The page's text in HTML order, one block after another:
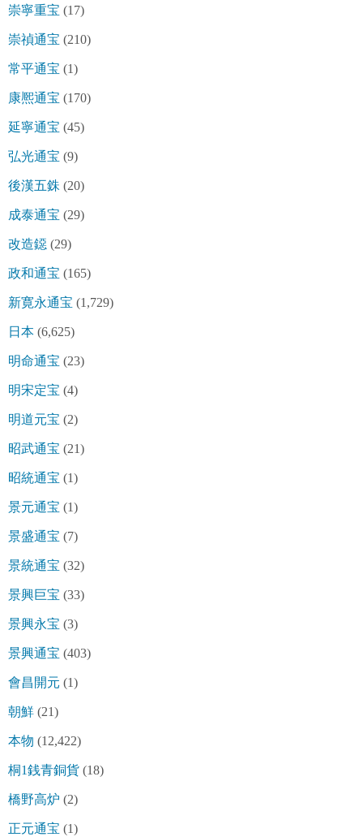
崇寧重宝 (17)
崇禎通宝 (210)
常平通宝 (1)
康熈通宝 (170)
延寧通宝 (45)
弘光通宝 (9)
後漢五銖 (20)
成泰通宝 (29)
改造鐚 (29)
政和通宝 (165)
新寛永通宝 (1,729)
日本 (6,625)
明命通宝 (23)
明宋定宝 (4)
明道元宝 (2)
昭武通宝 (21)
昭統通宝 (1)
景元通宝 (1)
景盛通宝 (7)
景統通宝 (32)
景興巨宝 (33)
景興永宝 (3)
景興通宝 (403)
會昌開元 (1)
朝鮮 (21)
本物 (12,422)
桐1銭青銅貨 (18)
橋野高炉 (2)
正元通宝 (1)